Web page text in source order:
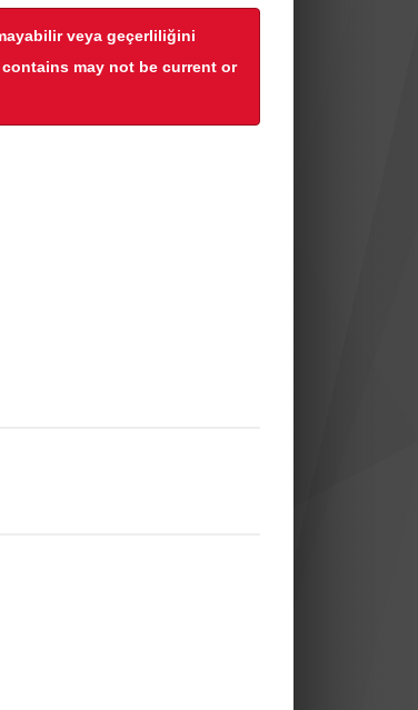
veya geçerliliğini
may not be current or